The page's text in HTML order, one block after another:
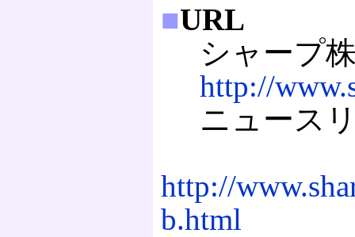
■URL
シャープ
http://
ニュース
http://
b.html